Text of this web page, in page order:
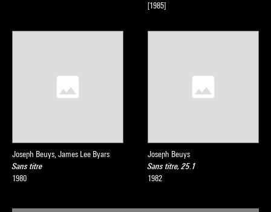
[1985]
Joseph Beuys, James Lee Byars
Sans titre
1980
Joseph Beuys
Sans titre, 25.1
1982